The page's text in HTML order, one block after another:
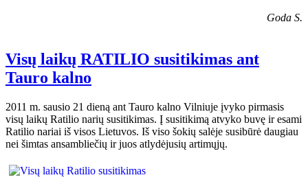
Goda S.
Visų laikų RATILIO susitikimas ant
Tauro kalno
2011 m. sausio 21 dieną ant Tauro kalno Vilniuje įvyko pirmasis
visų laikų Ratilio narių susitikimas. Į susitikimą atvyko buvę ir esami
Ratilio nariai iš visos Lietuvos. Iš viso šokių salėje susibūrė daugiau
nei šimtas ansambliečių ir juos atlydėjusių artimųjų.